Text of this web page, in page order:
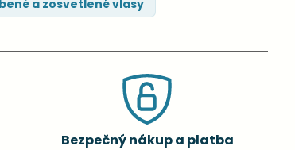
a zosvetlené vlasy
Bezpečný nákup a platba